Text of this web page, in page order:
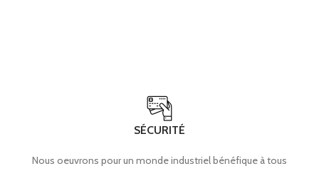
SÉCURITÉ
Nous oeuvrons pour un monde industriel bénéfique à tous